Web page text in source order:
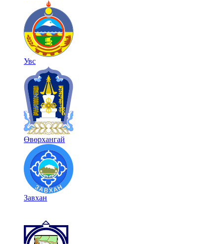
Увс
Өвөрхангай
Завхан